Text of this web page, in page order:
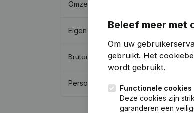
Omzet
Eigen vermogen
Brutomarge
Personeel
Beleef meer met
Om uw
gebruikt. Het
wordt gebruikt.
Functionele cookies
Deze cookies zijn
garanderen een